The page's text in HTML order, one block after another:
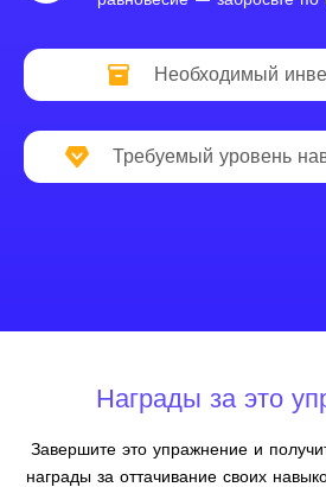
Необходимый
Требуемый уровень
Награды за это
Завершите это упражнение и
награды за оттачивание своих